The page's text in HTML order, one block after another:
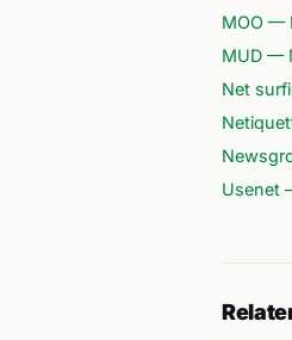
MOO —
MUD —
Net
Usenet